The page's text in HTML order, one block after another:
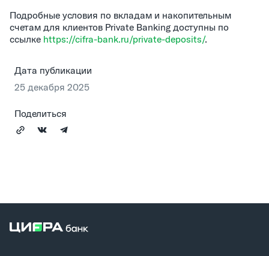
Подробные условия по вкладам и накопительным
счетам для клиентов Private Banking доступны по
ссылке https://cifra-bank.ru/private-deposits/.
Дата публикации
25 декабря 2025
Поделиться